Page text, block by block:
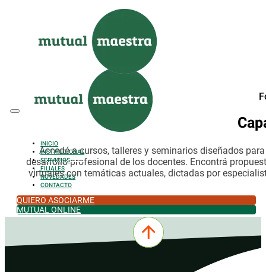
Saltar al pie de página
INICIO
INSTITUCIONAL
SERVICIOS
FILIALES
NOVEDADES
CONTACTO
QUIERO ASOCIARME
MUTUAL ONLINE
Accedé a cursos, talleres y seminarios diseñados
desarrollo profesional de los docentes. Encontrá
virtuales con temáticas actuales, dictadas por